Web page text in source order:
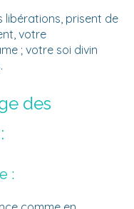
libérations, prisent de
votre
; votre soi divin
des
: